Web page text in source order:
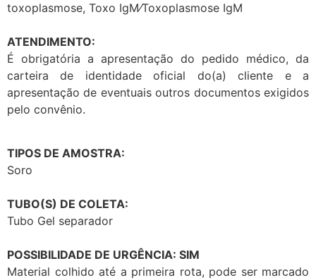
toxoplasmose, Toxo IgM⁄Toxoplasmose IgM
ATENDIMENTO:
É obrigatória a apresentação do pedido médico, da
carteira de identidade oficial do(a) cliente e a
apresentação de eventuais outros documentos exigidos
pelo convênio.
TIPOS DE AMOSTRA:
Soro
TUBO(S) DE COLETA:
Tubo Gel separador
POSSIBILIDADE DE URGÊNCIA: SIM
Material colhido até a primeira rota, pode ser marcado